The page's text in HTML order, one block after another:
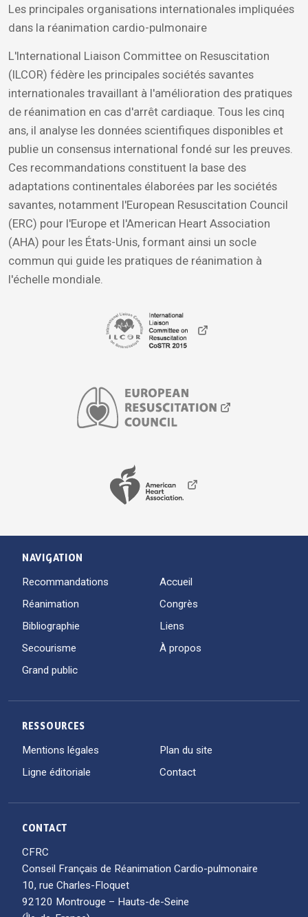
Les principales organisations internationales impliquées
dans la réanimation cardio-pulmonaire
L'International Liaison Committee on Resuscitation
(ILCOR) fédère les principales sociétés savantes
internationales travaillant à l'amélioration des pratiques
de réanimation en cas d'arrêt cardiaque. Tous les cinq
ans, il analyse les données scientifiques disponibles et
publie un consensus international fondé sur les preuves.
Ces recommandations constituent la base des
adaptations continentales élaborées par les sociétés
savantes, notamment l'European Resuscitation Council
(ERC) pour l'Europe et l'American Heart Association
(AHA) pour les États-Unis, formant ainsi un socle
commun qui guide les pratiques de réanimation à
l'échelle mondiale.
NAVIGATION
Recommandations
Réanimation
Bibliographie
Secourisme
Grand public
Accueil
Congrès
Liens
À propos
RESSOURCES
Mentions légales
Ligne éditoriale
Plan du site
Contact
CONTACT
CFRC
Conseil Français de Réanimation Cardio-pulmonaire
10, rue Charles-Floquet
92120 Montrouge – Hauts-de-Seine